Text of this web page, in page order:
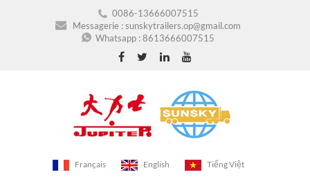
0086-13666007515
Messagerie :sunskytrailers.op@gmail.com
Whatsapp :8613666007515
Français English Tiếng Việt